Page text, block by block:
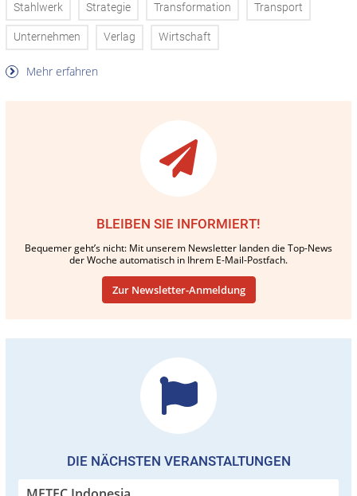
Stahlwerk Strategie Transformation Transport
Unternehmen Verlag Wirtschaft
Mehr erfahren
BLEIBEN SIE INFORMIERT!
Bequemer geht’s nicht: Mit unserem Newsletter landen die Top-News
der Woche automatisch in Ihrem E-Mail-Postfach.
Zur Newsletter-Anmeldung
DIE NÄCHSTEN VERANSTALTUNGEN